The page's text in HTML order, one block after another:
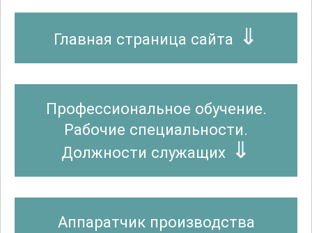
Главная страница сайта
Профессиональное обучение.
Рабочие специальности.
Должности служащих
Аппаратчик производства